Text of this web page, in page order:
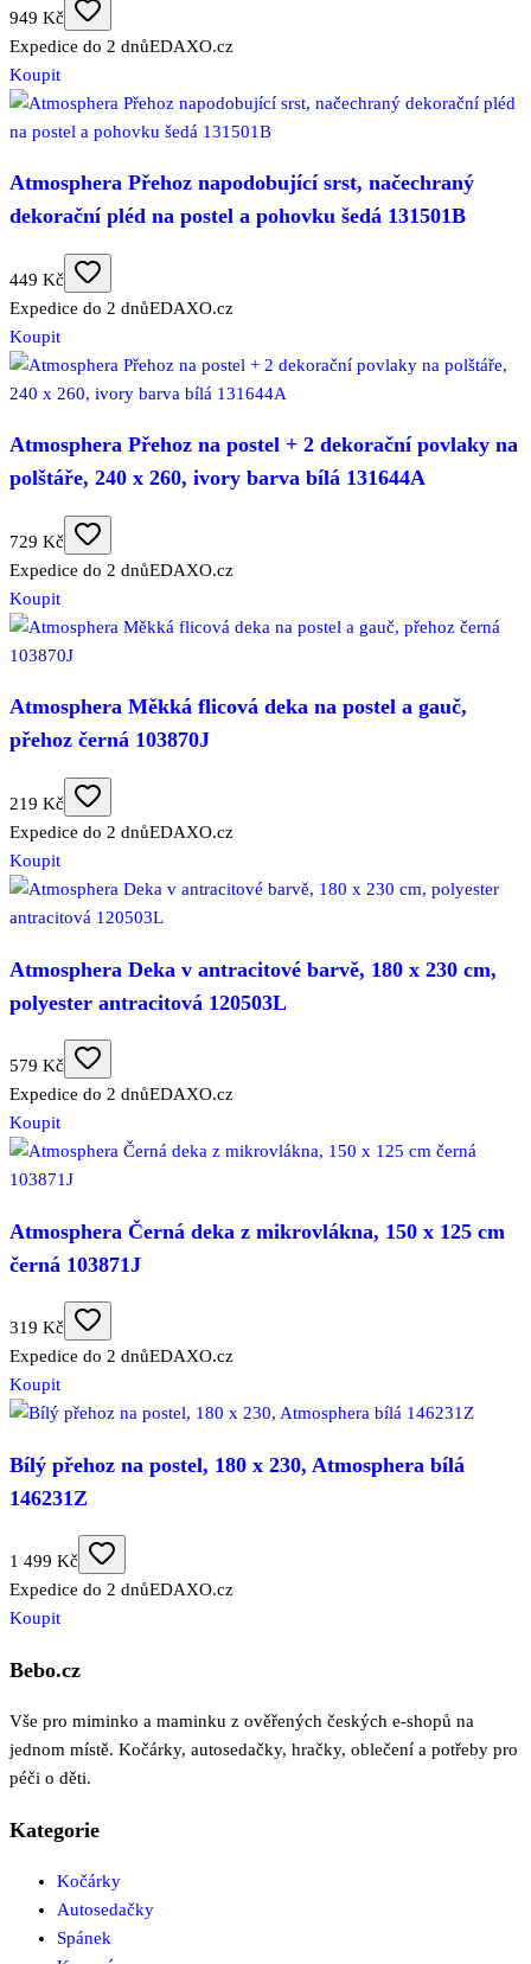
949 Kč
Expedice do 2 dnůEDAXO.cz
Koupit
Atmosphera Přehoz napodobující srst, načechraný
dekorační pléd na postel a pohovku šedá 131501B
449 Kč
Expedice do 2 dnůEDAXO.cz
Koupit
Atmosphera Přehoz na postel + 2 dekorační povlaky na
polštáře, 240 x 260, ivory barva bílá 131644A
729 Kč
Expedice do 2 dnůEDAXO.cz
Koupit
Atmosphera Měkká flicová deka na postel a gauč,
přehoz černá 103870J
219 Kč
Expedice do 2 dnůEDAXO.cz
Koupit
Atmosphera Deka v antracitové barvě, 180 x 230 cm,
polyester antracitová 120503L
579 Kč
Expedice do 2 dnůEDAXO.cz
Koupit
Atmosphera Černá deka z mikrovlákna, 150 x 125 cm
černá 103871J
319 Kč
Expedice do 2 dnůEDAXO.cz
Koupit
Bílý přehoz na postel, 180 x 230, Atmosphera bílá
146231Z
1 499 Kč
Expedice do 2 dnůEDAXO.cz
Koupit
Bebo.cz
Vše pro miminko a maminku z ověřených českých e-shopů na
jednom místě. Kočárky, autosedačky, hračky, oblečení a potřeby pro
péči o děti.
Kategorie
Kočárky
Autosedačky
Spánek